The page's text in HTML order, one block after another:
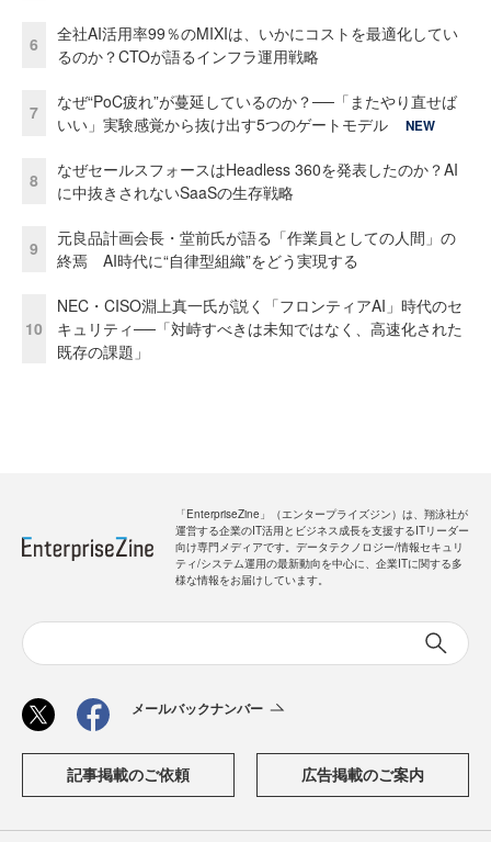
6
全社AI活用率99％のMIXIは、いかにコストを最適化してい
るのか？CTOが語るインフラ運用戦略
7
なぜ“PoC疲れ”が蔓延しているのか？──「またやり直せば
いい」実験感覚から抜け出す5つのゲートモデル
NEW
8
なぜセールスフォースはHeadless 360を発表したのか？AI
に中抜きされないSaaSの生存戦略
9
元良品計画会長・堂前氏が語る「作業員としての人間」の
終焉 AI時代に“自律型組織”をどう実現する
10
NEC・CISO淵上真一氏が説く「フロンティアAI」時代のセ
キュリティ──「対峙すべきは未知ではなく、高速化された
既存の課題」
「EnterpriseZine」（エンタープライズジン）は、翔泳社が
運営する企業のIT活用とビジネス成長を支援するITリーダー
向け専門メディアです。データテクノロジー/情報セキュリ
ティ/システム運用の最新動向を中心に、企業ITに関する多
様な情報をお届けしています。
メールバックナンバー
記事掲載のご依頼 広告掲載のご案内